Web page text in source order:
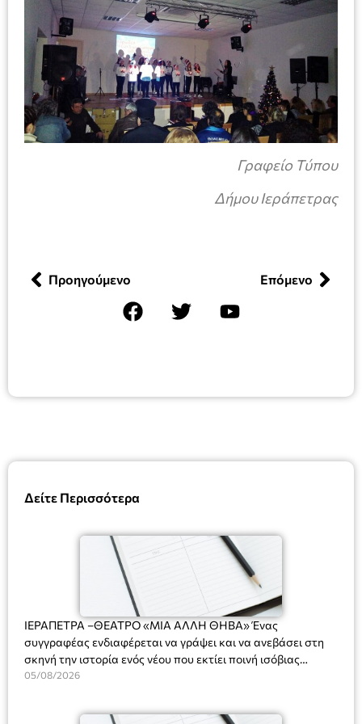
Δείτε Περισσότερα
ΙΕΡΑΠΕΤΡΑ –ΘΕΑΤΡΟ «ΜΙΑ ΑΛΛΗ ΘΗΒΑ» Ένας
συγγραφέας ενδιαφέρεται να γράψει και να ανεβάσει στη
σκηνή την ιστορία ενός νέου που εκτίει ποινή ισόβιας
κάθειρξης για πατροκτονία. Ένα πολυβραβευμένο έργο για
ασθένεια, τον ερωτισμό. Ένα έργο αινιγματικό, συγκινητικό,
05/08/2026
Γραφείο Τύπου
Δήμου Ιεράπετρας
Προηγούμενο Επόμενο